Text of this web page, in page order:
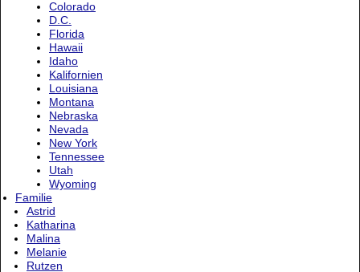
Colorado
D.C.
Florida
Hawaii
Idaho
Kalifornien
Louisiana
Montana
Nebraska
Nevada
New York
Tennessee
Utah
Wyoming
Familie
Astrid
Katharina
Malina
Melanie
Rutzen